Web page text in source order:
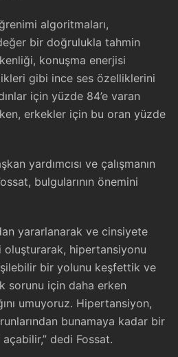
algoritmaları,
bir doğrulukla tahmin
konuşma enerjisi
gibi ince ses özelliklerini
için yüzde 84’e varan
erkekler için bu oran yüzde
yardımcısı ve çalışmanın
bulgularının önemini
yararlanarak ve cinsiyete
oluşturarak, hipertansiyonu
bir yolunu keşfettik ve
sorunu için daha erken
umuyoruz. Hipertansiyon,
bunamaya kadar bir
dedi Fossat.